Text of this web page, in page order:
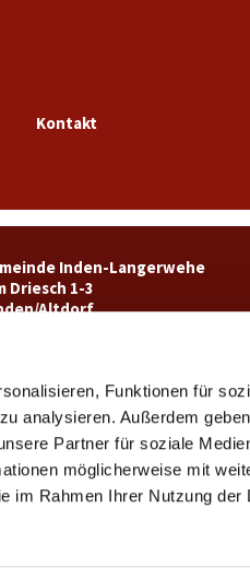
Funktionen für
analysieren. Außerdem
Partner für soziale
möglicherweise mit
im Rahmen Ihrer Nutzung der
Kontakt
Inden-
Driesch 1-3
Altdorf
Weisweiler-Dürwiß
7
Eschweiler
/ 65265